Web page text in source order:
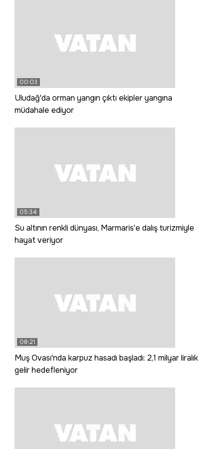
00:03
Uludağ'da orman yangın çıktı ekipler yangına
müdahale ediyor
05:34
Su altının renkli dünyası, Marmaris'e dalış turizmiyle
hayat veriyor
08:21
Muş Ovası'nda karpuz hasadı başladı: 2,1 milyar liralık
gelir hedefleniyor